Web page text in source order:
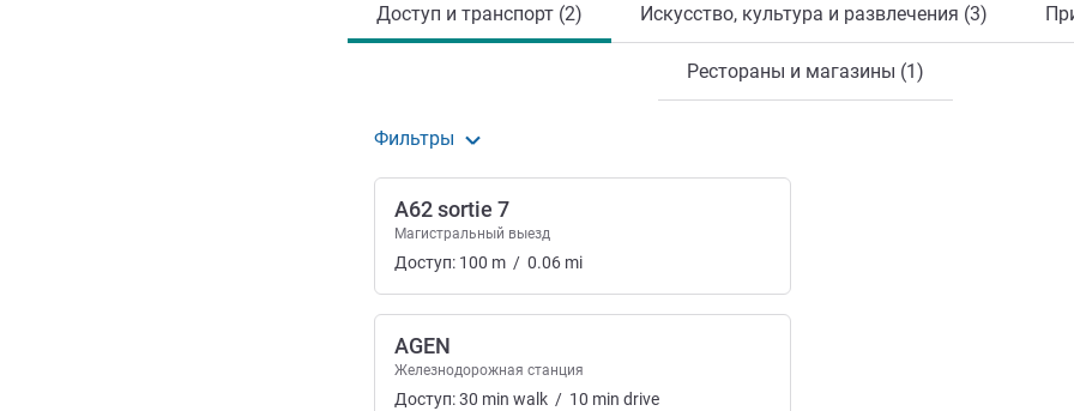
Доступ и транспорт (2) Искусство, культура и развлечения (3)
Рестораны и магазины (1)
Фильтры
A62 sortie 7
Магистральный выезд
Доступ: 100 m / 0.06 mi
AGEN
Железнодорожная станция
Доступ:30 min walk / 10 min drive